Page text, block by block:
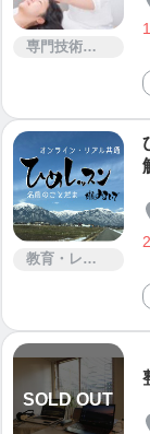
専門技術サービス
教育・レッスン・講習
SOLD OUT